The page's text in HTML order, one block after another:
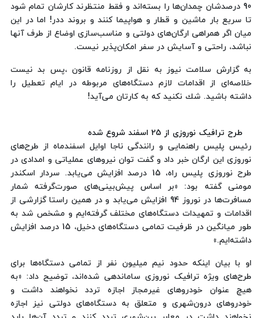
90 درصدشان چمدان‌ها را بسته‌اند و فقط منتظرند كارشان تمام شود
تا سریع بار ماشین و قطار و هواپیما كنند و بروند ددر! اما در این
میان اگر همراهی ارگان‌های دولتی و مناسب‌سازی اوضاع از طرف آنها
نباشد، راحتی و آسایش در سفر امكان‌پذیر نیست.
به گزارش سلامت نیوز به نقل از روزنامه قانون ،پس بد نیست
خلاصه‌ای از اقدامات لازم دستگاه‌های مربوطه در ایام تعطیل را
داشته باشید. شك نكنید كه به كارتان می‌آید!
طرح ترافیک نوروزی از 25 اسفند شروع شده
رئیس پلیس راهنمایی و رانندگی ناجا اوایل اسفندماه از طرح‌های
نوروزی این ارگان خبر داد و گفت توان نیروهای عملیاتی و امدادی در
طرح نوروزی پلیس راه، 15 درصد افزایش می‌یابد. سردار اسکندر
مومنی گفته بود: «بر اساس پیش‌بینی‌های صورت‌گرفته شمار
مسافرت‌ها در نوروز 94 افزایش می‌یابد و در همین راستا گزارشی از
اقدامات و تمهیدات دستگاه‌های مختلف گرفته‌ایم و مشخص شد به
طور میانگین در ظرفیت تمامی دستگاه‌های دخیل، 15 درصد افزایش
داشته‌ایم.»
او با بیان اینکه حدود نیم میلیون نفر از تمامی دستگاه‌ها برای
طرح‌های ویژه ترافیک نوروزی ساماندهی شده‌اند، توضیح داد: «به
هیچ عنوان خودرو‌های غیرمجاز اجازه تردد نخواهند داشت و
خودروهای درون‌شهری و متعلق به دستگاه‌های دولتی نیز اجازه